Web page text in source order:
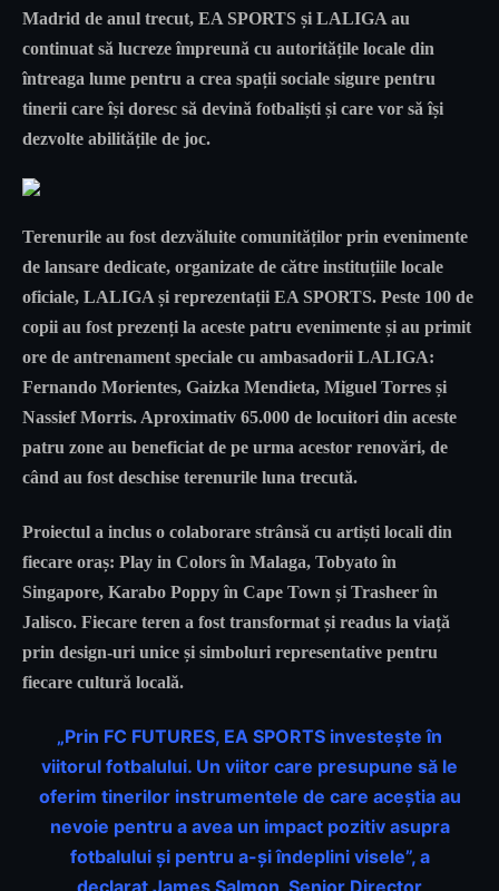
Madrid de anul trecut, EA SPORTS și LALIGA au
continuat să lucreze împreună cu autoritățile locale din
întreaga lume pentru a crea spații sociale sigure pentru
tinerii care își doresc să devină fotbaliști și care vor să își
dezvolte abilitățile de joc.
Terenurile au fost dezvăluite comunităților prin evenimente
de lansare dedicate, organizate de către instituțiile locale
oficiale, LALIGA și reprezentații EA SPORTS. Peste 100 de
copii au fost prezenți la aceste patru evenimente și au primit
ore de antrenament speciale cu ambasadorii LALIGA:
Fernando Morientes, Gaizka Mendieta, Miguel Torres și
Nassief Morris. Aproximativ 65.000 de locuitori din aceste
patru zone au beneficiat de pe urma acestor renovări, de
când au fost deschise terenurile luna trecută.
Proiectul a inclus o colaborare strânsă cu artiști locali din
fiecare oraș: Play in Colors în Malaga, Tobyato în
Singapore, Karabo Poppy în Cape Town și Trasheer în
Jalisco. Fiecare teren a fost transformat și readus la viață
prin design-uri unice și simboluri representative pentru
fiecare cultură locală.
„Prin FC FUTURES, EA SPORTS investește în
viitorul fotbalului. Un viitor care presupune să le
oferim tinerilor instrumentele de care aceștia au
nevoie pentru a avea un impact pozitiv asupra
fotbalului și pentru a-și îndeplini visele”, a